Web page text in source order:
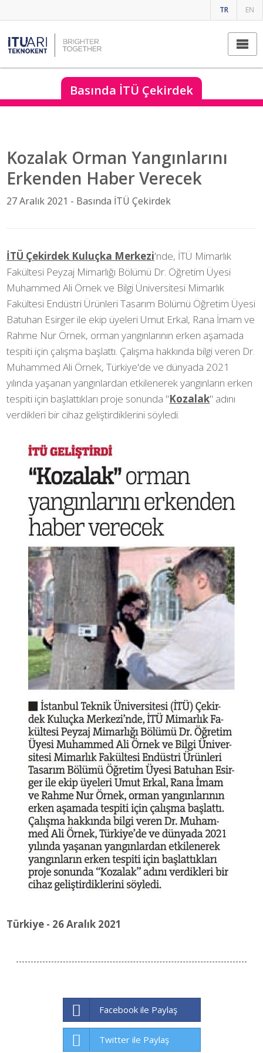
TR EN
Basında İTÜ Çekirdek
Kozalak Orman Yangınlarını
Erkenden Haber Verecek
27 Aralık 2021 - Basında İTÜ Çekirdek
İTÜ Çekirdek Kuluçka Merkezi'nde, İTÜ Mimarlık
Fakültesi Peyzaj Mimarlığı Bölümü Dr. Öğretim Üyesi
Muhammed Ali Örnek ve Bilgi Üniversitesi Mimarlık
Fakültesi Endüstri Ürünleri Tasarım Bölümü Öğretim Üyesi
Batuhan Esirger ile ekip üyeleri Umut Erkal, Rana İmam ve
Rahme Nur Örnek, orman yangınlarının erken aşamada
tespiti için çalışma başlattı. Çalışma hakkında bilgi veren Dr.
Muhammed Ali Örnek, Türkiye'de ve dünyada 2021
yılında yaşanan yangınlardan etkilenerek yangınların erken
tespiti için başlattıkları proje sonunda "Kozalak" adını
verdikleri bir cihaz geliştirdiklerini söyledi.
Türkiye - 26 Aralık 2021
Facebook ile Paylaş
Twitter ile Paylaş